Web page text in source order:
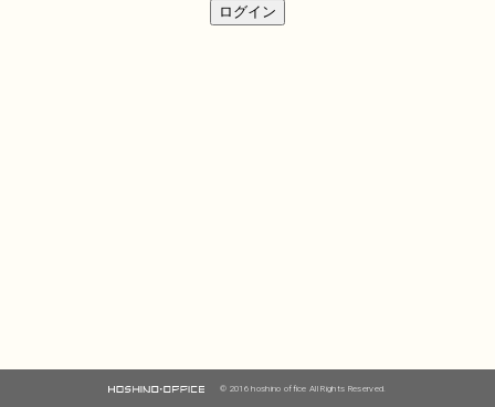
© 2016 hoshino office All Rights Reserved.